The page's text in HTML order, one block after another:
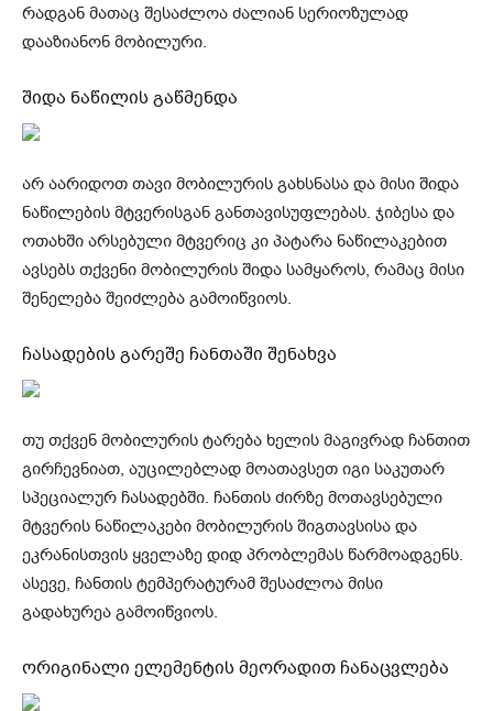
რადგან მათაც შესაძლოა ძალიან სერიოზულად
დააზიანონ მობილური.
შიდა ნაწილის გაწმენდა
არ აარიდოთ თავი მობილურის გახსნასა და მისი შიდა
ნაწილების მტვერისგან განთავისუფლებას. ჯიბესა და
ოთახში არსებული მტვერიც კი პატარა ნაწილაკებით
ავსებს თქვენი მობილურის შიდა სამყაროს, რამაც მისი
შენელება შეიძლება გამოიწვიოს.
ჩასადების გარეშე ჩანთაში შენახვა
თუ თქვენ მობილურის ტარება ხელის მაგივრად ჩანთით
გირჩევნიათ, აუცილებლად მოათავსეთ იგი საკუთარ
სპეციალურ ჩასადებში. ჩანთის ძირზე მოთავსებული
მტვერის ნაწილაკები მობილურის შიგთავსისა და
ეკრანისთვის ყველაზე დიდ პრობლემას წარმოადგენს.
ასევე, ჩანთის ტემპერატურამ შესაძლოა მისი
გადახურეა გამოიწვიოს.
ორიგინალი ელემენტის მეორადით ჩანაცვლება